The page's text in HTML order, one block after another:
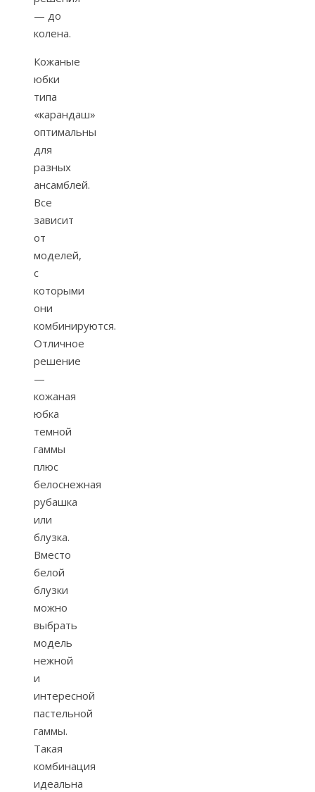
— до
колена.
Кожаные
юбки
типа
«карандаш»
оптимальны
для
разных
ансамблей.
Все
зависит
от
моделей,
с
которыми
они
комбинируются.
Отличное
решение
—
кожаная
юбка
темной
гаммы
плюс
белоснежная
рубашка
или
блузка.
Вместо
белой
блузки
можно
выбрать
модель
нежной
и
интересной
пастельной
гаммы.
Такая
комбинация
идеальна